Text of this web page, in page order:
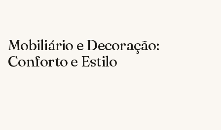
Mobiliário e Decoração:
Conforto e Estilo